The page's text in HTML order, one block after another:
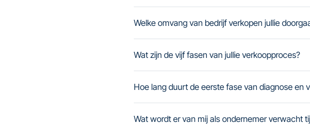
Welke omvang van bedrijf verkopen jullie
Wat zijn de vijf fasen van jullie verkoopproces?
Hoe lang duurt de eerste fase van diagnose en
Wat wordt er van mij als ondernemer verwacht